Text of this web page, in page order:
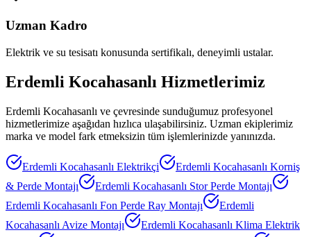
Uzman Kadro
Elektrik ve su tesisatı konusunda sertifikalı, deneyimli ustalar.
Erdemli Kocahasanlı Hizmetlerimiz
Erdemli Kocahasanlı ve çevresinde sunduğumuz profesyonel
hizmetlerimize aşağıdan hızlıca ulaşabilirsiniz. Uzman ekiplerimiz
marka ve model fark etmeksizin tüm işlemlerinizde yanınızda.
Erdemli Kocahasanlı Elektrikçi Erdemli Kocahasanlı Korniş
& Perde Montajı
Erdemli Kocahasanlı Stor Perde Montajı
Erdemli Kocahasanlı Fon Perde Ray Montajı
Erdemli
Kocahasanlı Avize Montajı Erdemli Kocahasanlı Klima Elektrik